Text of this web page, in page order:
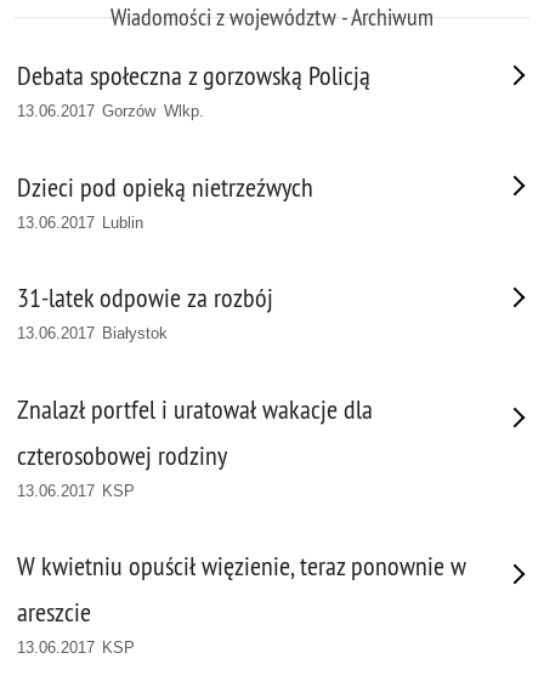
Wiadomości z województw - Archiwum
Debata społeczna z gorzowską Policją
13.06.2017 Gorzów Wlkp.
Dzieci pod opieką nietrzeźwych
13.06.2017 Lublin
31-latek odpowie za rozbój
13.06.2017 Białystok
Znalazł portfel i uratował wakacje dla
czterosobowej rodziny
13.06.2017 KSP
W kwietniu opuścił więzienie, teraz ponownie w
areszcie
13.06.2017 KSP